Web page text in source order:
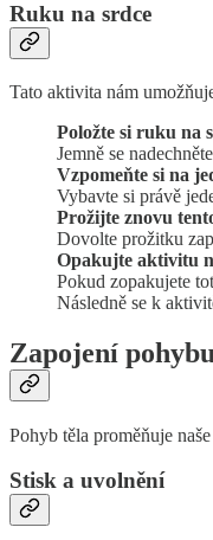
Ruku na srdce
Tato aktivita nám
Položte si ruku na
Jemně se
Vzpomeňte si na
Vybavte si právě
Prožijte znovu
Dovolte prožitku
Opakujte aktivitu
Pokud zopakujete
Následně se k
Zapojení pohybu
Pohyb těla proměňuje
Stisk a uvolnění